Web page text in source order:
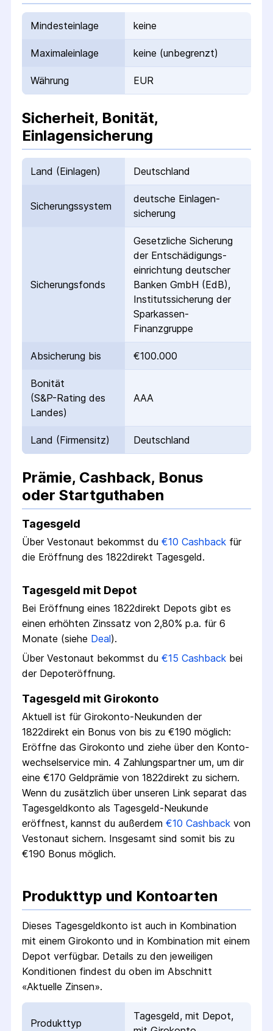
Mindesteinlage keine
Maximaleinlage keine (unbegrenzt)
Währung EUR
Sicherheit, Bonität,
Einlagensicherung
Land (Einlagen) Deutschland
Sicherungs­system
deutsche Einlagen­
sicherung
Sicherungs­fonds
Gesetzliche Sicherung
der Entschädigungs­
einrichtung deutscher
Banken GmbH (EdB),
Instituts­sicherung der
Sparkassen-
Finanzgruppe
Absicherung bis €100.000
Bonität
(S&P-Rating des
Landes)
AAA
Land (Firmensitz) Deutschland
Prämie, Cashback, Bonus
oder Startguthaben
Tagesgeld
Über Vestonaut bekommst du €10 Cashback für
die Eröffnung des 1822direkt Tagesgeld.
Tagesgeld mit Depot
Bei Eröffnung eines 1822direkt Depots gibt es
einen erhöhten Zinssatz von 2,80% p.a. für 6
Monate (siehe Deal).
Über Vestonaut bekommst du €15 Cashback bei
der Depot­eröffnung.
Tagesgeld mit Girokonto
Aktuell ist für Girokonto-Neukunden der
1822direkt ein Bonus von bis zu €190 möglich:
Eröffne das Girokonto und ziehe über den Konto­
wechsel­service min. 4 Zahlungs­partner um, um dir
eine €170 Geldprämie von 1822direkt zu sichern.
Wenn du zusätzlich über unseren Link separat das
Tagesgeldkonto als Tagesgeld-Neukunde
eröffnest, kannst du außerdem €10 Cashback von
Vestonaut sichern. Insgesamt sind somit bis zu
€190 Bonus möglich.
Produkttyp und Kontoarten
Dieses Tagesgeldkonto ist auch in Kombination
mit einem Girokonto und in Kombination mit einem
Depot verfügbar. Details zu den jeweiligen
Konditionen findest du oben im Abschnitt
«Aktuelle Zinsen».
Produkttyp
Tagesgeld, mit Depot,